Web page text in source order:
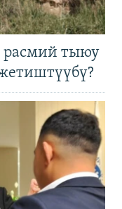
расмий тыюу